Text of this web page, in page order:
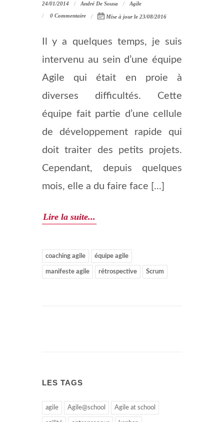
24/01/2014 André De Sousa
Agile
0 Commentaire
Mise à jour le 23/08/2016
Il y a quelques temps, je suis
intervenu au sein d’une équipe
Agile qui était en proie à
diverses difficultés. Cette
équipe fait partie d’une cellule
de développement rapide qui
doit traiter des petits projets.
Cependant, depuis quelques
mois, elle a du faire face [...]
Lire la suite...
coaching agile équipe agile
manifeste agile rétrospective Scrum
LES TAGS
agile Agile@school Agile at school